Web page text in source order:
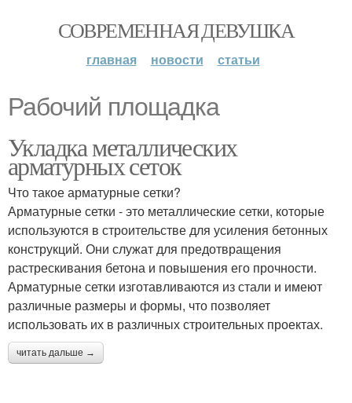
СОВРЕМЕННАЯ ДЕВУШКА
главная новости статьи
Рабочий площадка
Укладка металлических
арматурных сеток
Что такое арматурные сетки?
Арматурные сетки - это металлические сетки, которые
используются в строительстве для усиления бетонных
конструкций. Они служат для предотвращения
растрескивания бетона и повышения его прочности.
Арматурные сетки изготавливаются из стали и имеют
различные размеры и формы, что позволяет
использовать их в различных строительных проектах.
читать дальше →